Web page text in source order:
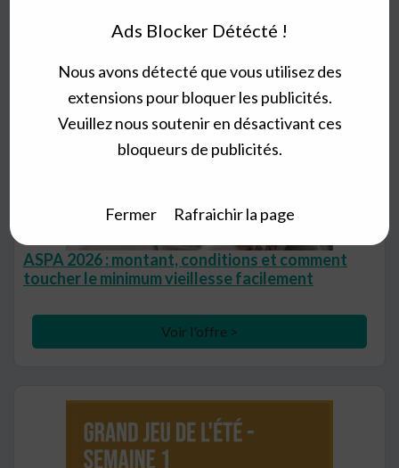
ASPA 2026 : montant, conditions et comment
toucher le minimum vieillesse facilement
Voir l'offre >
Ads Blocker Détécté !
Nous avons détecté que vous utilisez des
extensions pour bloquer les publicités.
Veuillez nous soutenir en désactivant ces
bloqueurs de publicités.
Fermer Rafraichir la page